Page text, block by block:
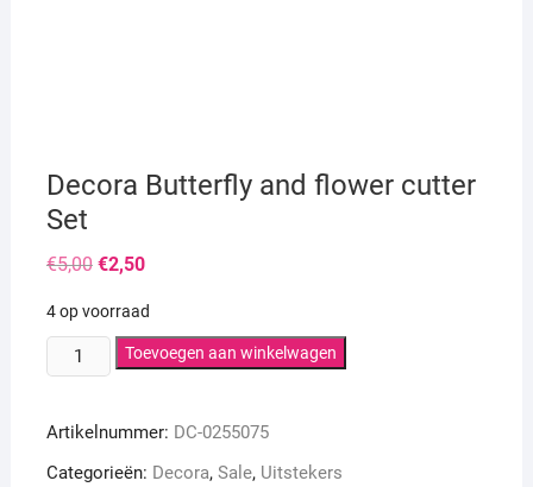
Decora Butterfly and flower cutter
Set
€5,00 Oorspronkelijke
prijs
€5,00.
€2,50Huidige
€2,50.
4 op voorraad
Decora
Butterfly
flower
cutter
Toevoegen aan winkelwagen
Artikelnummer: DC-0255075
Categorieën: Decora, Sale, Uitstekers